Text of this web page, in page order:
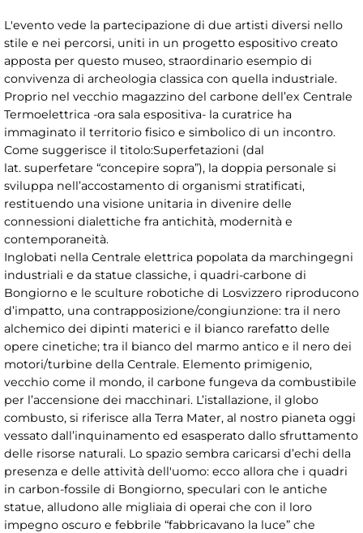
L'evento vede la partecipazione di due artisti diversi nello
stile e nei percorsi, uniti in un progetto espositivo creato
apposta per questo museo, straordinario esempio di
convivenza di archeologia classica con quella industriale.
Proprio nel vecchio magazzino del carbone dell’ex Centrale
Termoelettrica -ora sala espositiva- la curatrice ha
immaginato il territorio fisico e simbolico di un incontro.
Come suggerisce il titolo:Superfetazioni (dal
lat. superfetare “concepire sopra”), la doppia personale si
sviluppa nell’accostamento di organismi stratificati,
restituendo una visione unitaria in divenire delle
connessioni dialettiche fra antichità, modernità e
contemporaneità.
Inglobati nella Centrale elettrica popolata da marchingegni
industriali e da statue classiche, i quadri-carbone di
Bongiorno e le sculture robotiche di Losvizzero riproducono
d’impatto, una contrapposizione/congiunzione: tra il nero
alchemico dei dipinti materici e il bianco rarefatto delle
opere cinetiche; tra il bianco del marmo antico e il nero dei
motori/turbine della Centrale. Elemento primigenio,
vecchio come il mondo, il carbone fungeva da combustibile
per l’accensione dei macchinari. L’istallazione, il globo
combusto, si riferisce alla Terra Mater, al nostro pianeta oggi
vessato dall’inquinamento ed esasperato dallo sfruttamento
delle risorse naturali. Lo spazio sembra caricarsi d’echi della
presenza e delle attività dell'uomo: ecco allora che i quadri
in carbon-fossile di Bongiorno, speculari con le antiche
statue, alludono alle migliaia di operai che con il loro
impegno oscuro e febbrile “fabbricavano la luce” che